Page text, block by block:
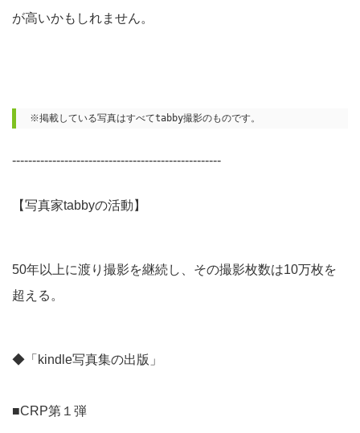
が高いかもしれません。
----------------------------------------------------
【写真家tabbyの活動】
50年以上に渡り撮影を継続し、その撮影枚数は10万枚を
超える。
◆「kindle写真集の出版」
■CRP第１弾